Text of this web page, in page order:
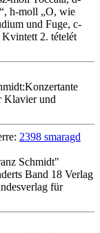
h-moll „O, wie
und Fuge, c-
2. tételét
Klavier und
2398 smaragd
Schmidt"
Band 18 Verlag
für